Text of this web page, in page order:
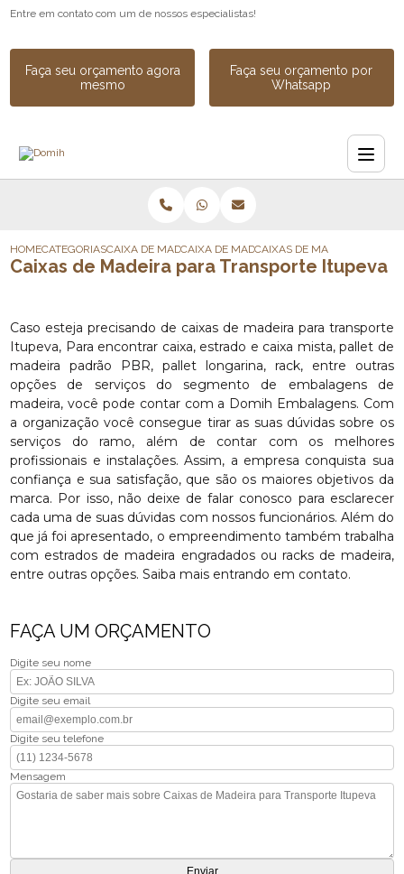
Entre em contato com um de nossos especialistas!
Faça seu orçamento agora
mesmo
Faça seu orçamento por
Whatsapp
HOMECATEGORIASCAIXA DE MADEIRACAIXA DE MADEIRA SOB MEDIDA
CAIXAS DE MADEIRA PARA
Caixas de Madeira para Transporte Itupeva
Caso esteja precisando de caixas de madeira para transporte
Itupeva, Para encontrar caixa, estrado e caixa mista, pallet de
madeira padrão PBR, pallet longarina, rack, entre outras
opções de serviços do segmento de embalagens de
madeira, você pode contar com a Domih Embalagens. Com
a organização você consegue tirar as suas dúvidas sobre os
serviços do ramo, além de contar com os melhores
profissionais e instalações. Assim, a empresa conquista sua
confiança e sua satisfação, que são os maiores objetivos da
marca. Por isso, não deixe de falar conosco para esclarecer
cada uma de suas dúvidas com nossos funcionários. Além do
que já foi apresentado, o empreendimento também trabalha
com estrados de madeira engradados ou racks de madeira,
entre outras opções. Saiba mais entrando em contato.
FAÇA UM ORÇAMENTO
Digite seu nome
Digite seu email
Digite seu telefone
Mensagem